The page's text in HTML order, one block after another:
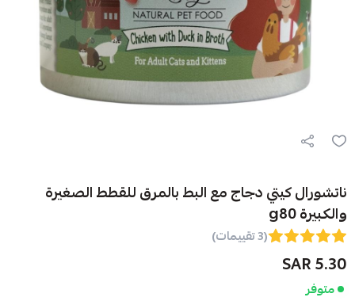
ناتشورال كيتي دجاج مع البط بالمرق للقطط الصغيرة
والكبيرة g80
(3 تقييمات)
5.30 SAR
متوفر